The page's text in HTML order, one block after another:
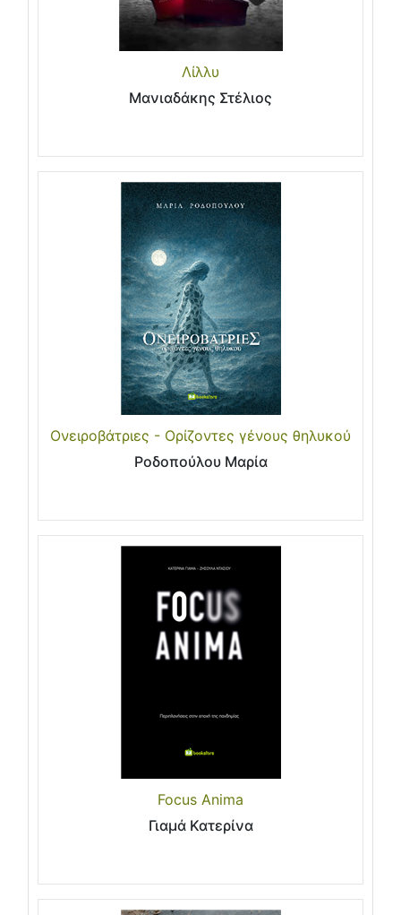
Λίλλυ
Μανιαδάκης Στέλιος
Ονειροβάτριες - Ορίζοντες γένους θηλυκού
Ροδοπούλου Μαρία
Focus Anima
Γιαμά Κατερίνα